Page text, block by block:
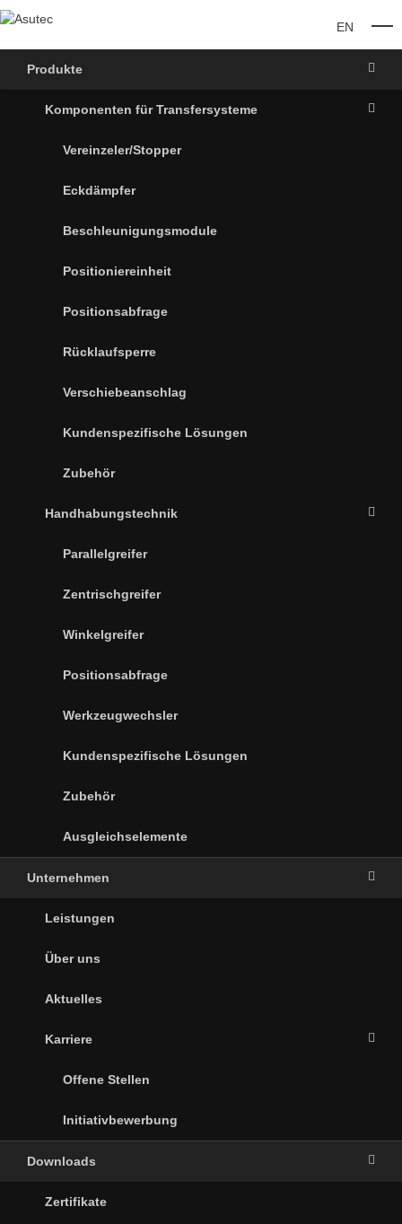
EN
Produkte
Komponenten für Transfersysteme
Vereinzeler/Stopper
Eckdämpfer
Beschleunigungsmodule
Positioniereinheit
Positionsabfrage
Rücklaufsperre
Verschiebeanschlag
Kundenspezifische Lösungen
Zubehör
Handhabungstechnik
Parallelgreifer
Zentrischgreifer
Winkelgreifer
Positionsabfrage
Werkzeugwechsler
Kundenspezifische Lösungen
Zubehör
Ausgleichselemente
Unternehmen
Leistungen
Über uns
Aktuelles
Karriere
Offene Stellen
Initiativbewerbung
Downloads
Zertifikate